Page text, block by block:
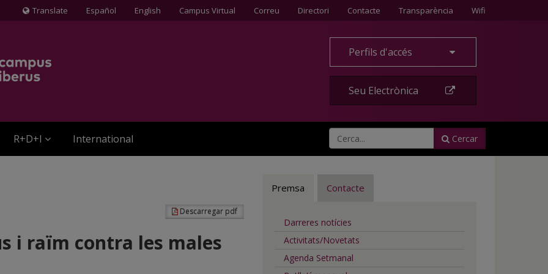
Icona
Translate Español English Campus Virtual Correu Directori Contacte
Contacte Transparència Wifi
Perfils d'accés
Seu Electrònica
R+D+I International Cercar
Descarregar pdf
i raïm contra les males
Premsa Contacte
Darreres notícies
Activitats/Novetats
Agenda Setmanal